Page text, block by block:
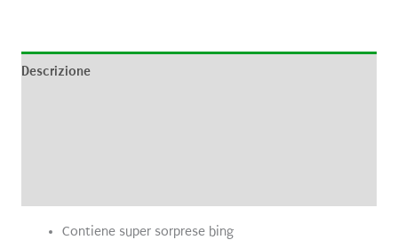
Descrizione
Contiene super sorprese bing